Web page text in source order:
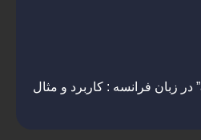
حرف اضافه “a” در زبان فرانسه : کاربرد و مثال